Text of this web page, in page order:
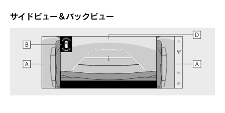
サイドビュー＆バックビュー